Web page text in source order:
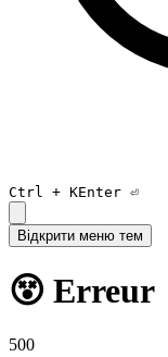
Ctrl + KEnter ⏎
Відкрити меню тем
😵 Erreur
500